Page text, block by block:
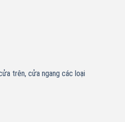
trên, cửa ngang các loại